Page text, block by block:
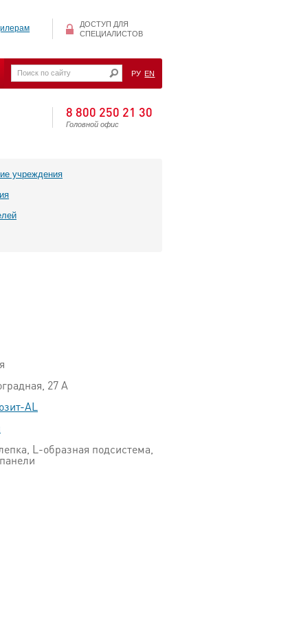
ДОСТУП ДЛЯ
СПЕЦИАЛИСТОВ
РУ EN
8 800 250 21 30
Головной офис
учреждения
27 А
AL
L-образная подсистема,